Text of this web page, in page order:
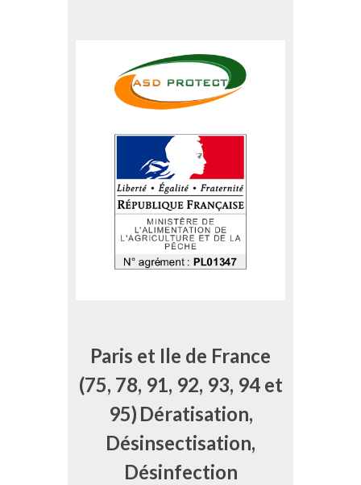
Paris et Ile de France
(75, 78, 91, 92, 93, 94 et
95) Dératisation,
Désinsectisation,
Désinfection